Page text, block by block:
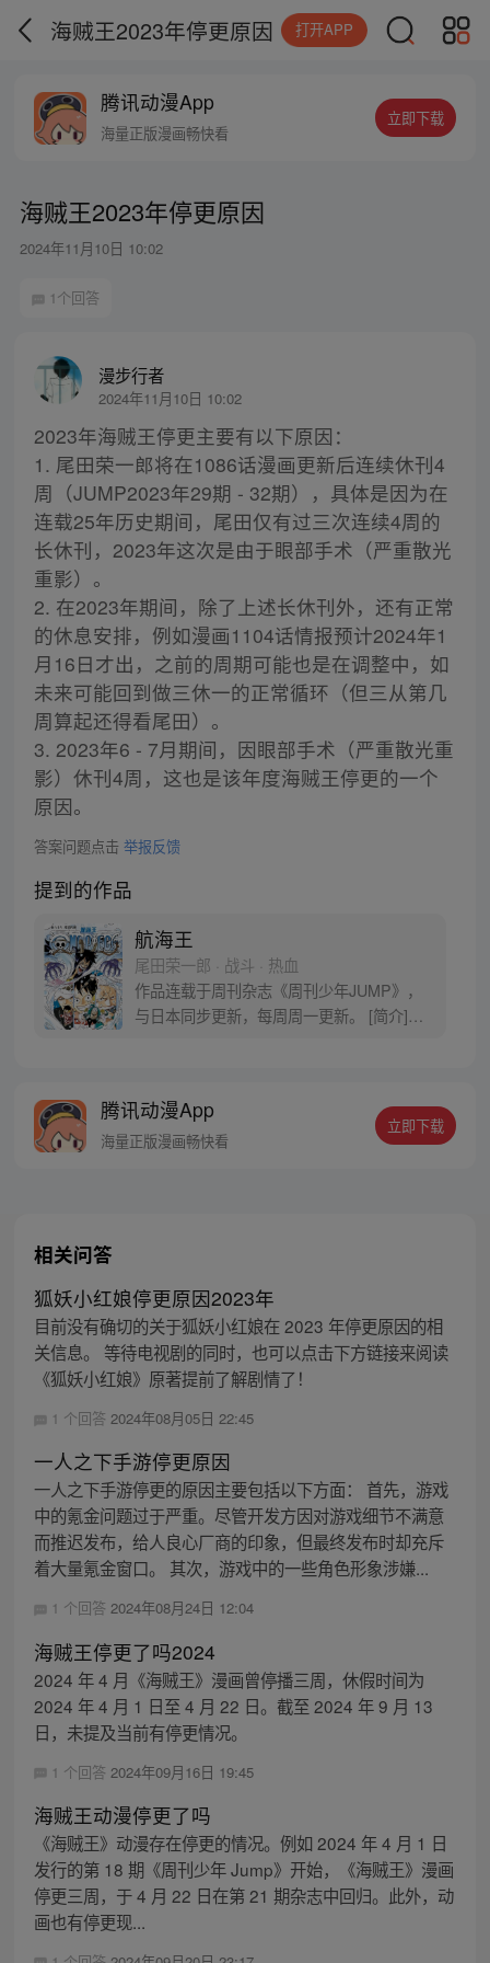
海贼王2023年停更原因 打开APP
腾讯动漫App
海量正版漫画畅快看
立即下载
海贼王2023年停更原因
2024年11月10日 10:02
1个回答
漫步行者
2024年11月10日 10:02
2023年海贼王停更主要有以下原因：
1. 尾田荣一郎将在1086话漫画更新后连续休刊4
周（JUMP2023年29期 - 32期），具体是因为在
连载25年历史期间，尾田仅有过三次连续4周的
长休刊，2023年这次是由于眼部手术（严重散光
重影）。
2. 在2023年期间，除了上述长休刊外，还有正常
的休息安排，例如漫画1104话情报预计2024年1
月16日才出，之前的周期可能也是在调整中，如
未来可能回到做三休一的正常循环（但三从第几
周算起还得看尾田）。
3. 2023年6 - 7月期间，因眼部手术（严重散光重
影）休刊4周，这也是该年度海贼王停更的一个
原因。
答案问题点击 举报反馈
提到的作品
航海王
尾田荣一郎 · 战斗 · 热血
作品连载于周刊杂志《周刊少年JUMP》，
与日本同步更新，每周周一更新。 [简介]有
十年后，路飞为实现与因救他而断臂的杰克
斯的约定而出海，开始了以成为海盗王为目
腾讯动漫App
海量正版漫画畅快看
立即下载
相关问答
狐妖小红娘停更原因2023年
目前没有确切的关于狐妖小红娘在 2023 年停更原因的相
关信息。 等待电视剧的同时，也可以点击下方链接来阅读
《狐妖小红娘》原著提前了解剧情了！
1 个回答 2024年08月05日 22:45
一人之下手游停更原因
一人之下手游停更的原因主要包括以下方面： 首先，游戏
中的氪金问题过于严重。尽管开发方因对游戏细节不满意
而推迟发布，给人良心厂商的印象，但最终发布时却充斥
着大量氪金窗口。 其次，游戏中的一些角色形象涉嫌...
1 个回答 2024年08月24日 12:04
海贼王停更了吗2024
2024 年 4 月《海贼王》漫画曾停播三周，休假时间为
2024 年 4 月 1 日至 4 月 22 日。截至 2024 年 9 月 13
日，未提及当前有停更情况。
1 个回答 2024年09月16日 19:45
海贼王动漫停更了吗
《海贼王》动漫存在停更的情况。例如 2024 年 4 月 1 日
发行的第 18 期《周刊少年 Jump》开始，《海贼王》漫画
停更三周，于 4 月 22 日在第 21 期杂志中回归。此外，动
画也有停更现...